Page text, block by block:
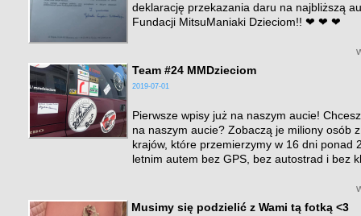
deklarację przekazania daru na najbliższą
Fundacji MitsuManiaki Dzieciom!! ❤ ❤ ❤
Team #24 MMDzieciom
2019-07-01
Pierwsze wpisy już na naszym aucie!
na naszym aucie? Zobaczą je miliony osób
krajów, które przemierzymy w 16 dni ponad
letnim autem bez GPS, bez autostrad i bez
Musimy się podzielić z Wami tą fotką <3